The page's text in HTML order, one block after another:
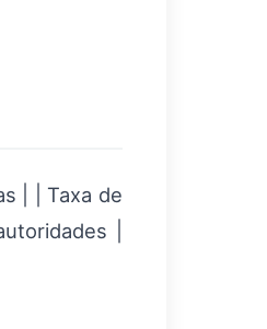
| | Taxa de
|